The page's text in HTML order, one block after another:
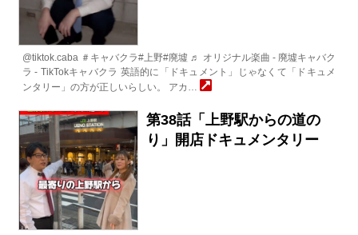
@tiktok.caba ＃キャバクラ#上野#廃墟 ♬ オリジナル楽曲 - 廃墟キャバク
ラ - TikTokキャバクラ 英語的に「ドキュメント」じゃなくて「ドキュメ
ンタリー」の方が正しいらしい。 アカ…
第38話「上野駅からの道の
り」開店ドキュメンタリー